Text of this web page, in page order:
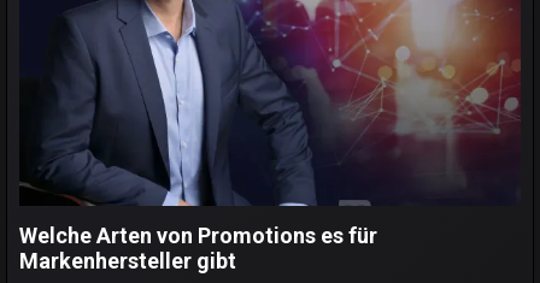
Welche Arten von Promotions es für
Markenhersteller gibt